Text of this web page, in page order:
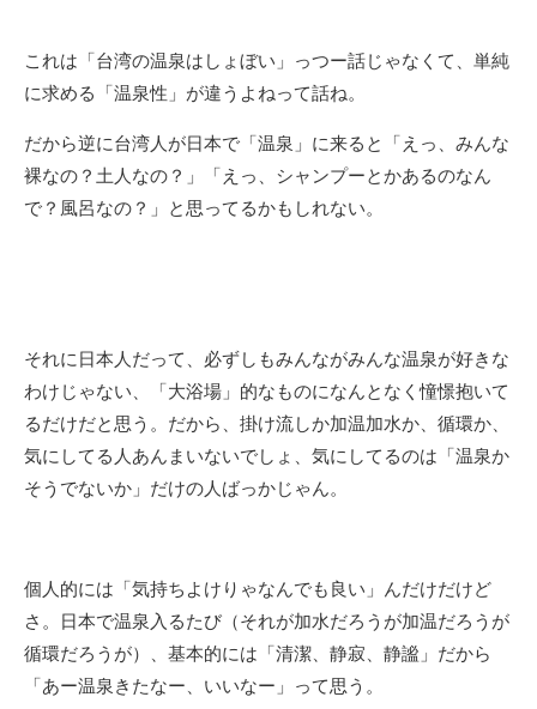
これは「台湾の温泉はしょぼい」っつー話じゃなくて、単純
に求める「温泉性」が違うよねって話ね。
だから逆に台湾人が日本で「温泉」に来ると「えっ、みんな
裸なの？土人なの？」「えっ、シャンプーとかあるのなん
で？風呂なの？」と思ってるかもしれない。
それに日本人だって、必ずしもみんながみんな温泉が好きな
わけじゃない、「大浴場」的なものになんとなく憧憬抱いて
るだけだと思う。だから、掛け流しか加温加水か、循環か、
気にしてる人あんまいないでしょ、気にしてるのは「温泉か
そうでないか」だけの人ばっかじゃん。
個人的には「気持ちよけりゃなんでも良い」んだけだけど
さ。日本で温泉入るたび（それが加水だろうが加温だろうが
循環だろうが）、基本的には「清潔、静寂、静謐」だから
「あー温泉きたなー、いいなー」って思う。